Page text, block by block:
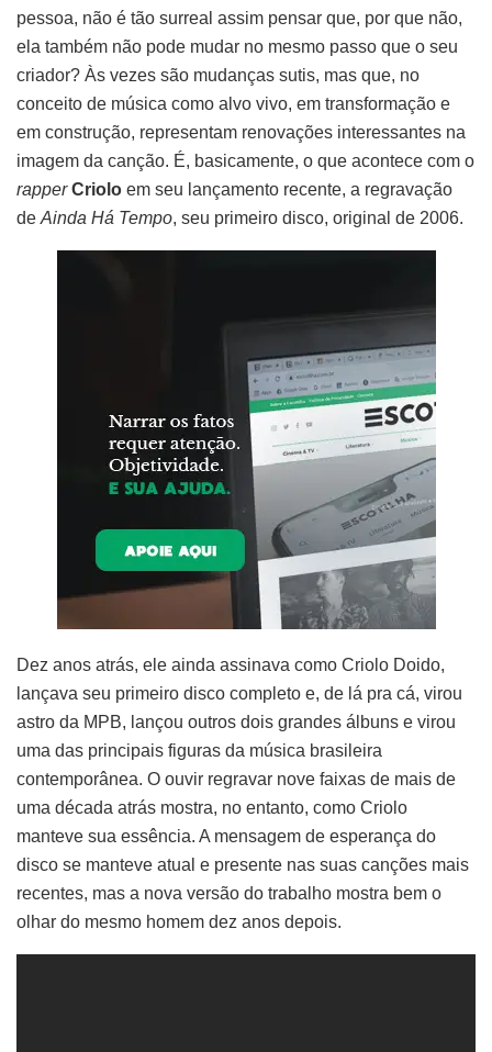
pessoa, não é tão surreal assim pensar que, por que não,
ela também não pode mudar no mesmo passo que o seu
criador? Às vezes são mudanças sutis, mas que, no
conceito de música como alvo vivo, em transformação e
em construção, representam renovações interessantes na
imagem da canção. É, basicamente, o que acontece com o
rapper Criolo em seu lançamento recente, a regravação
de Ainda Há Tempo, seu primeiro disco, original de 2006.
Dez anos atrás, ele ainda assinava como Criolo Doido,
lançava seu primeiro disco completo e, de lá pra cá, virou
astro da MPB, lançou outros dois grandes álbuns e virou
uma das principais figuras da música brasileira
contemporânea. O ouvir regravar nove faixas de mais de
uma década atrás mostra, no entanto, como Criolo
manteve sua essência. A mensagem de esperança do
disco se manteve atual e presente nas suas canções mais
recentes, mas a nova versão do trabalho mostra bem o
olhar do mesmo homem dez anos depois.